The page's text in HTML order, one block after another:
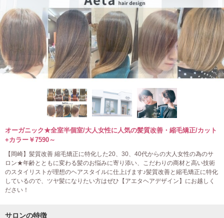
オーガニック★全室半個室/大人女性に人気の髪質改善・縮毛矯正/カット
+カラー￥7590～
【岡崎】髪質改善 縮毛矯正に特化した20、30、40代からの大人女性の為のサ
ロン★年齢とともに変わる髪のお悩みに寄り添い、こだわりの商材と高い技術
のスタイリストが理想のヘアスタイルに仕上げます♪髪質改善と縮毛矯正に特化
しているので、ツヤ髪になりたい方はぜひ【アエタヘアデザイン】にお越しく
ださい！
サロンの特徴